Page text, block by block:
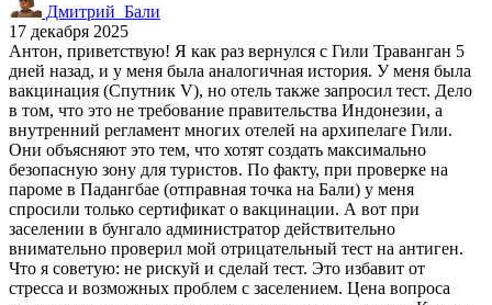
Дмитрий_Бали
17 декабря 2025
Антон, приветствую! Я как раз вернулся с Гили Траванган 5
дней назад, и у меня была аналогичная история. У меня была
вакцинация (Спутник V), но отель также запросил тест. Дело
в том, что это не требование правительства Индонезии, а
внутренний регламент многих отелей на архипелаге Гили.
Они объясняют это тем, что хотят создать максимально
безопасную зону для туристов. По факту, при проверке на
пароме в Падангбае (отправная точка на Бали) у меня
спросили только сертификат о вакцинации. А вот при
заселении в бунгало администратор действительно
внимательно проверил мой отрицательный тест на антиген.
Что я советую: не рискуй и сделай тест. Это избавит от
стресса и возможных проблем с заселением. Цена вопроса